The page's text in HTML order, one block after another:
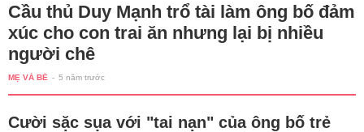
Cầu thủ Duy Mạnh trổ tài làm ông bố đảm
xúc cho con trai ăn nhưng lại bị nhiều
người chê
MẸ VÀ BÉ - 5 năm trước
Cười sặc sụa với "tai nạn" của ông bố trẻ